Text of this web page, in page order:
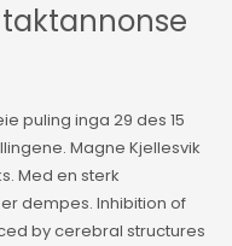
puling inga 29 des 15
Magne Kjellesvik
Med en sterk
dempes. Inhibition of
by cerebral structures